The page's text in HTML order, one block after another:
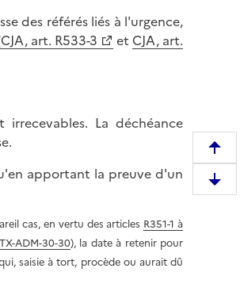
des référés liés à l'urgence,
art. R533-3 et CJA, art.
La déchéance
apportant la preuve d'un
cas, en vertu des articles R351-1 à
ADM-30-30), la date à retenir pour
saisie à tort, procède ou aurait dû
e
m
D